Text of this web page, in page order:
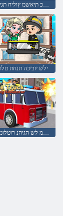
ילש יוביכה תנחת